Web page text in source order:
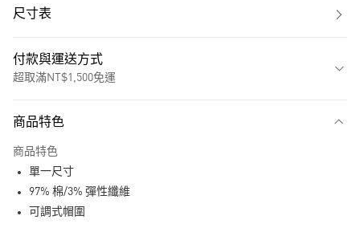
尺寸表
付款與運送方式
超取滿NT$1,500免運
LINE Pay
商品特色
商品特色
單一尺寸
97% 棉/3% 彈性纖維
可調式帽圍